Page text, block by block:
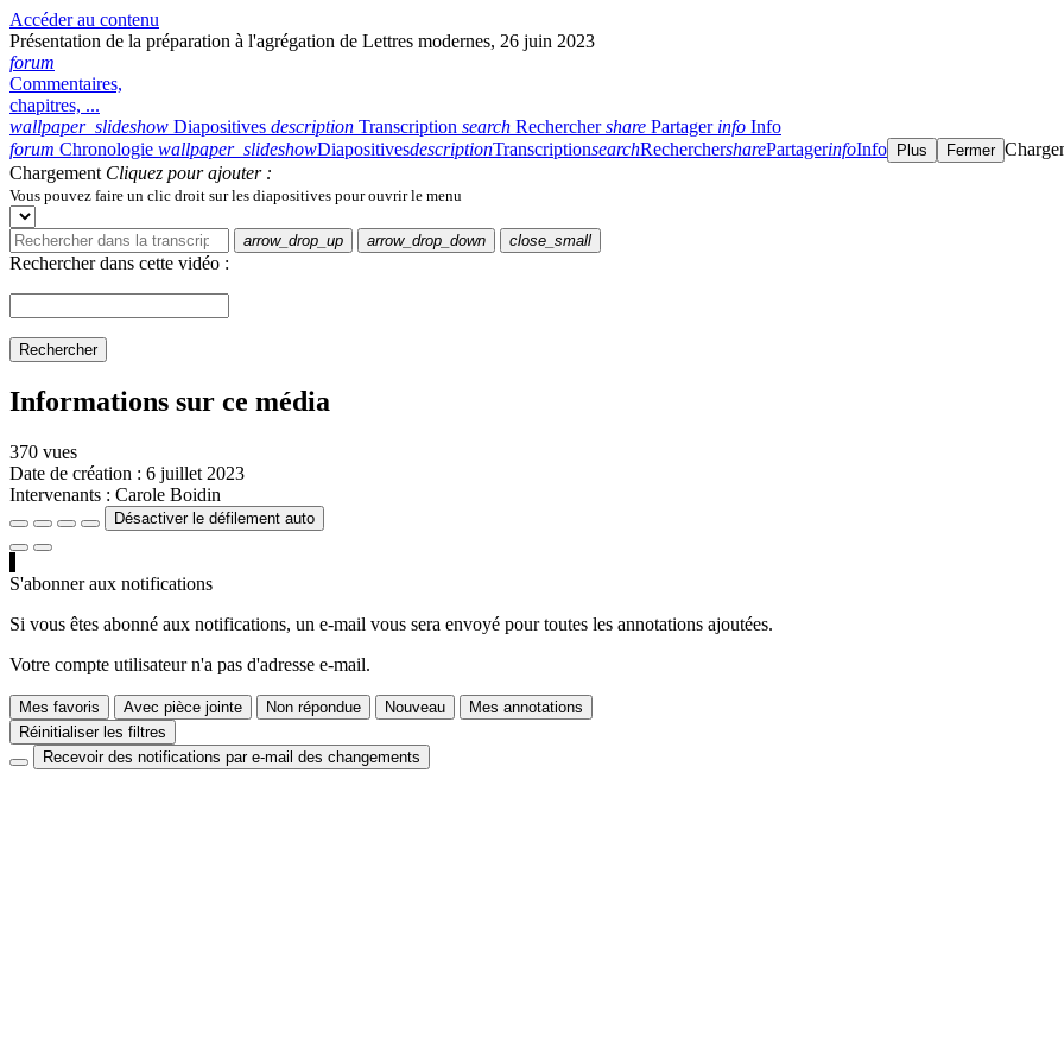
Accéder au contenu
Présentation de la préparation à l'agrégation de Lettres modernes, 26 juin 2023
forum
Commentaires,
chapitres, ...
wallpaper_slideshow Diapositives description Transcription search Rechercher share Partager info Info
forum Chronologie wallpaper_slideshowDiapositivesdescriptionTranscriptionsearchRecherchersharePartagerinfoInfo Plus Fermer
Chargement Cliquez pour ajouter :
Vous pouvez faire un clic droit sur les diapositives pour ouvrir le menu
arrow_drop_up arrow_drop_down close_small
Rechercher dans cette vidéo :
Rechercher
Informations sur ce média
370 vues
Date de création : 6 juillet 2023
Intervenants : Carole Boidin
Désactiver le défilement auto
S'abonner aux notifications
Si vous êtes abonné aux notifications, un e-mail vous sera envoyé pour toutes les annotations ajoutées.
Votre compte utilisateur n'a pas d'adresse e-mail.
Mes favoris Avec pièce jointe Non répondue Nouveau
Mes annotations
Réinitialiser les filtres
Recevoir des notifications par e-mail des changements